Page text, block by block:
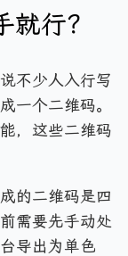
行？
不少人入行写
一个二维码。
，这些二维码
的二维码是四
需要先手动处
导出为单色